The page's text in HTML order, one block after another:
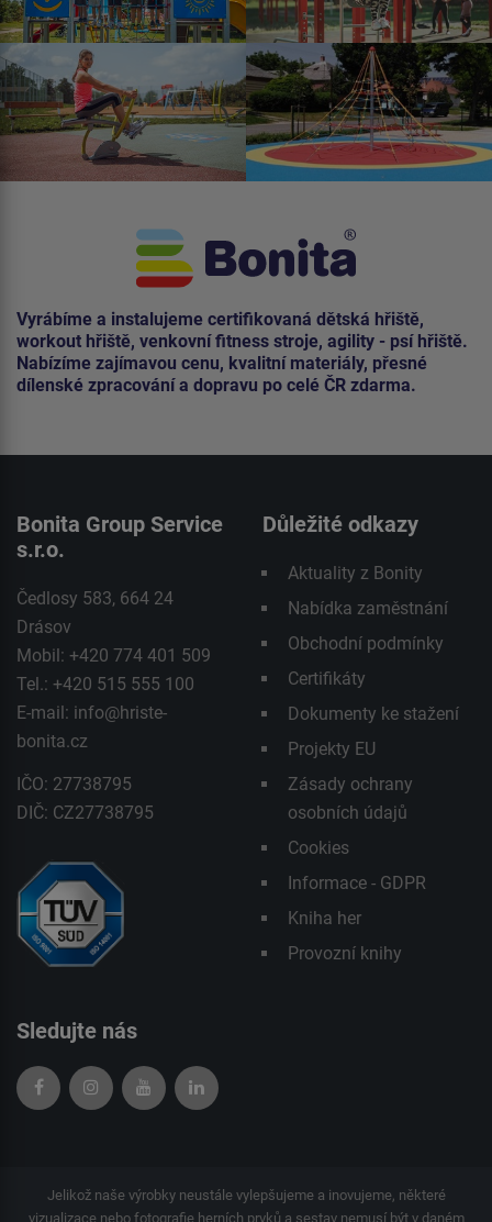
Vyrábíme a instalujeme certifikovaná dětská hřiště,
workout hřiště, venkovní fitness stroje, agility - psí hřiště.
Nabízíme zajímavou cenu, kvalitní materiály, přesné
dílenské zpracování a dopravu po celé ČR zdarma.
Bonita Group Service
s.r.o.
Čedlosy 583, 664 24
Drásov
Mobil: +420 774 401 509
Tel.: +420 515 555 100
E-mail: info@hriste-
bonita.cz
IČO: 27738795
DIČ: CZ27738795
Důležité odkazy
Aktuality z Bonity
Nabídka zaměstnání
Obchodní podmínky
Certifikáty
Dokumenty ke stažení
Projekty EU
Zásady ochrany
osobních údajů
Cookies
Informace - GDPR
Kniha her
Provozní knihy
Sledujte nás
Jelikož naše výrobky neustále vylepšujeme a inovujeme, některé
vizualizace nebo fotografie herních prvků a sestav nemusí být v daném